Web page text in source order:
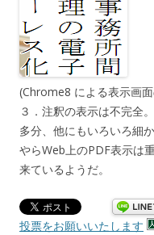
(Chrome8 による表示画
３．注釈の表示は不完全。
多分、他にもいろいろ細
やらWeb上のPDF表示は
来ているようだ。
投票をお願いいたします